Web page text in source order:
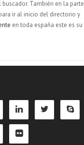
También en la parte
ir al inicio del directorio y
en toda españa este es su